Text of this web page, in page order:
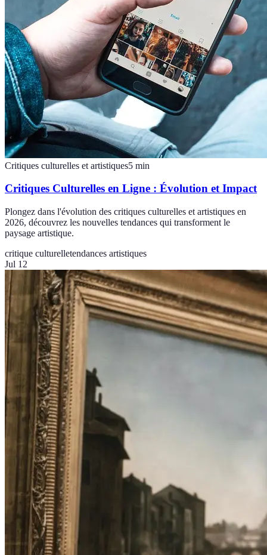
Critiques culturelles et artistiques5 min
Critiques Culturelles en Ligne : Évolution et Impact
Plongez dans l'évolution des critiques culturelles et artistiques en
2026, découvrez les nouvelles tendances qui transforment le
paysage artistique.
critique culturelletendances artistiques
Jul 12